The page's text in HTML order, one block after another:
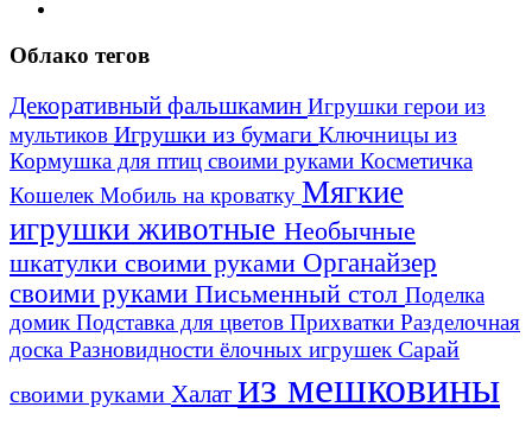
Облако тегов
Декоративный фальшкамин Игрушки герои из
мультиков Игрушки из бумаги Ключницы из
Кормушка для птиц своими руками Косметичка
Кошелек Мобиль на кроватку Мягкие
игрушки животные Необычные
шкатулки своими руками Органайзер
своими руками Письменный стол Поделка
домик Подставка для цветов Прихватки Разделочная
доска Разновидности ёлочных игрушек Сарай
своими руками Халат из мешковины